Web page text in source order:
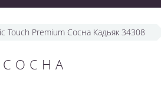
Touch Premium Сосна Кадьяк 34308
СОСНА